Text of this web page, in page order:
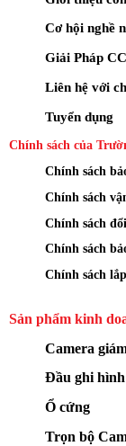
Cơ hội nghề
Giải Pháp
Liên hệ với
Tuyển dụng
Chính sách của
Chính sách
Chính sách
Chính sách
Chính sách
Chính sách
Sản phẩm kinh
Camera
Đầu ghi hình
Ổ cứng
Trọn bộ